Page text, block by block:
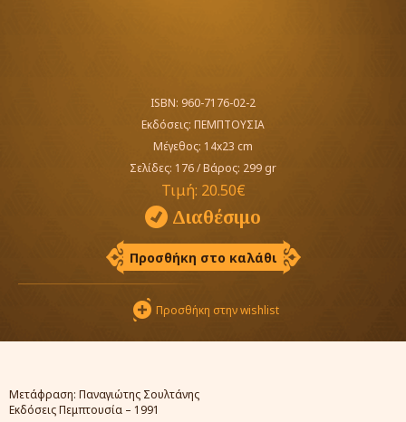
ISBN: 960-7176-02-2
Εκδόσεις: ΠΕΜΠΤΟΥΣΙΑ
Μέγεθος: 14x23 cm
Σελίδες: 176/Βάρος: 299 gr
Τιμή: 20.50€
Διαθέσιμο
Προσθήκη στο καλάθι
Προσθήκη στην wishlist
Μετάφραση: Παναγιώτης Σουλτάνης
Εκδόσεις Πεμπτουσία – 1991